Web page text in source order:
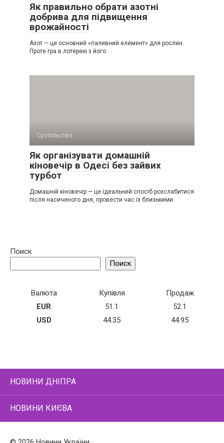
Як правильно обрати азотні
добрива для підвищення
врожайності
Азот — це основний «паливний елемент» для рослин.
Проте гра в лотерею з його
Суспільство
Як організувати домашній
кіновечір в Одесі без зайвих
турбот
Домашній кіновечір — це ідеальний спосіб розслабитися
після насиченого дня, провести час із близькими
Поиск
Поиск
Валюта Купівля
Продаж
EUR
51.1
52.1
USD
44.35 44.95
НОВИНИ ДНІПРА
НОВИНИ КИЄВА